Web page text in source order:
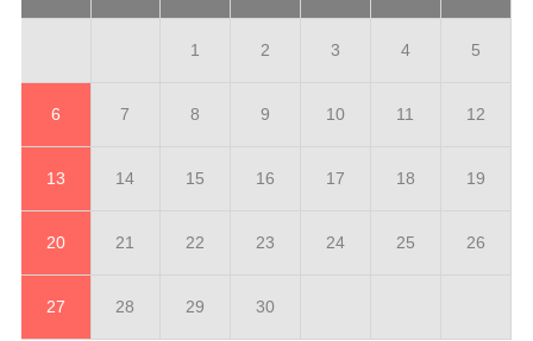
1 2 3 4 5
6 7 8 9 10 11 12
13 14 15 16 17 18 19
20 21 22 23 24 25 26
27 28 29 30